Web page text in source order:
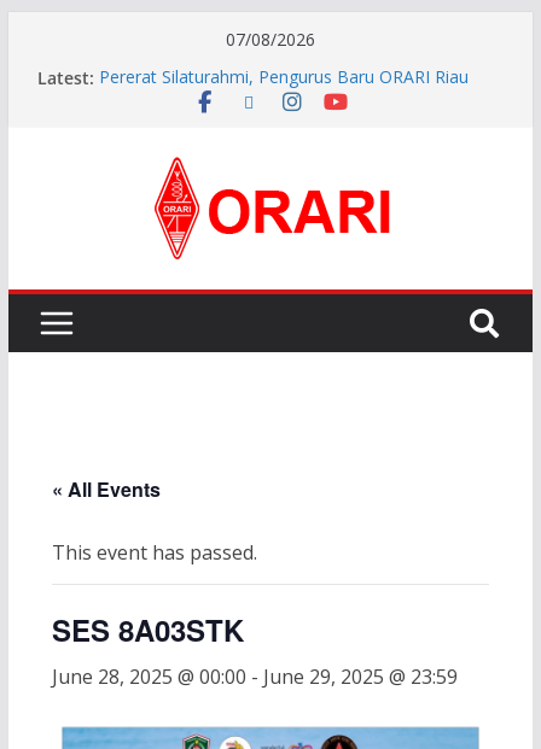
07/08/2026
Latest: Pererat Silaturahmi, Pengurus Baru ORARI Riau
Audiensi dan Siap Bersinergi dengan Diskominfotik
Preparatory Group for WRC-27 )
Aftiyedi Dalimunthe (YC5NNF) Resmi Pimpin ORARI
Lokal Bengkalis 2026–2029, Dikukuhkan Langsung
Ketua Orari Daerah Riau
Riau Beserta Jajaran Hadiri Muslok III Bengkalis
« All Events
This event has passed.
SES 8A03STK
June 28, 2025 @ 00:00 - June 29, 2025 @ 23:59